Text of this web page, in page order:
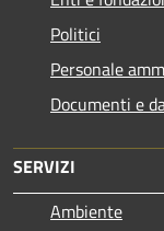
Politici
Personale
Documenti e
SERVIZI
Ambiente